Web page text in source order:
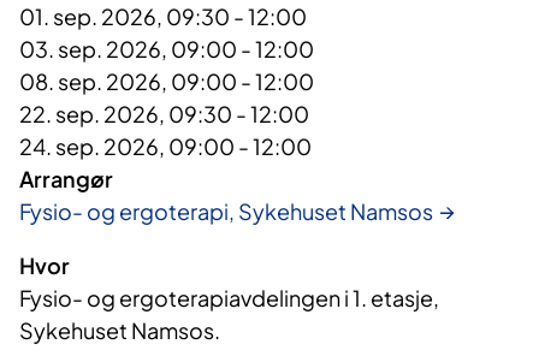
01. sep. 2026, 09:30 - 12:00
03. sep. 2026, 09:00 - 12:00
08. sep. 2026, 09:00 - 12:00
22. sep. 2026, 09:30 - 12:00
24. sep. 2026, 09:00 - 12:00
Arrangør
Fysio- og ergoterapi, Sykehuset Namsos
Hvor
Fysio- og ergoterapiavdelingen i 1. etasje,
Sykehuset Namsos.